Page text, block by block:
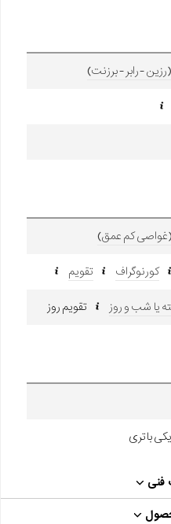
- رابر - برزنت)
کورنوگراف تقویم
یا شب و روز تقویم روز
باتری
فنی